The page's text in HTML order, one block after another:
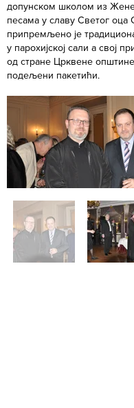
допунском школом из
песама у славу Светог оца
припремљено је
у парохијској сали а свој
од стране Црквене
подељени пакетићи.